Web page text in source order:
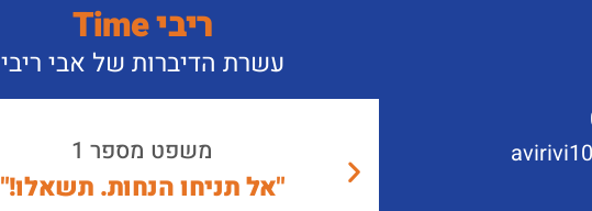
ריבי Time
עשרת הדיברות של אבי ריבי
משפט מספר 1
"אל תניחו הנחות. תשאלו!"